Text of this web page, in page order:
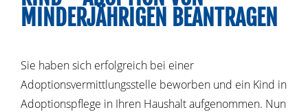
MINDERJÄHRIGEN BEANTRAGEN
Sie haben sich erfolgreich bei einer
Adoptionsvermittlungsstelle beworben und ein Kind in
Adoptionspflege in Ihren Haushalt aufgenommen. Nun